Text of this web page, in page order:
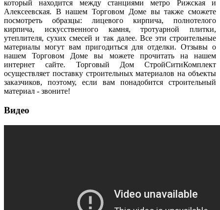
который находится между станциями метро Рижская и
Алексеевская. В нашем Торговом Доме вы также сможете
посмотреть образцы: лицевого кирпича, полнотелого
кирпича, искусственного камня, тротуарной плитки,
утеплителя, сухих смесей и так далее. Все эти строительные
материалы могут вам пригодиться для отделки. Отзывы о
нашем Торговом Доме вы можете прочитать на нашем
интернет сайте. Торговый Дом СтройСитиКомплект
осуществляет поставку строительных материалов на объекты
заказчиков, поэтому, если вам понадобится строительный
материал - звоните!
Видео